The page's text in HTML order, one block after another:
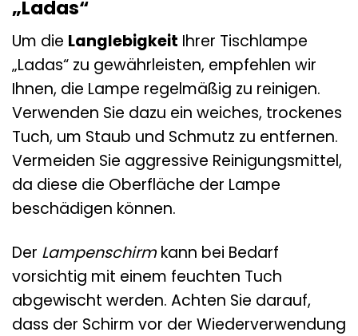
„Ladas“
Um die Langlebigkeit Ihrer Tischlampe
„Ladas“ zu gewährleisten, empfehlen wir
Ihnen, die Lampe regelmäßig zu reinigen.
Verwenden Sie dazu ein weiches, trockenes
Tuch, um Staub und Schmutz zu entfernen.
Vermeiden Sie aggressive Reinigungsmittel,
da diese die Oberfläche der Lampe
beschädigen können.
Der Lampenschirm kann bei Bedarf
vorsichtig mit einem feuchten Tuch
abgewischt werden. Achten Sie darauf,
dass der Schirm vor der Wiederverwendung